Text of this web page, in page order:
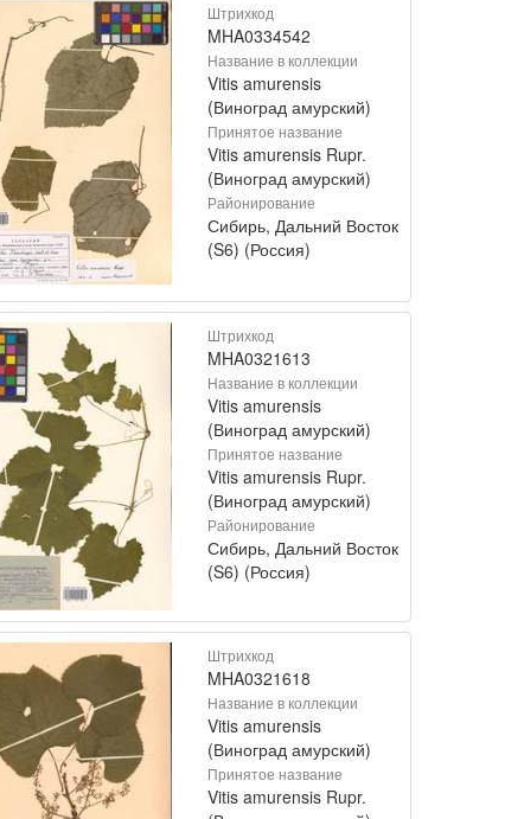
Штрихкод
MHA0334542
Название в коллекции
Vitis amurensis
(Виноград амурский)
Принятое название
Vitis amurensis Rupr.
(Виноград амурский)
Районирование
Сибирь, Дальний Восток
(S6) (Россия)
Штрихкод
MHA0321613
Название в коллекции
Vitis amurensis
(Виноград амурский)
Принятое название
Vitis amurensis Rupr.
(Виноград амурский)
Районирование
Сибирь, Дальний Восток
(S6) (Россия)
Штрихкод
MHA0321618
Название в коллекции
Vitis amurensis
(Виноград амурский)
Принятое название
Vitis amurensis Rupr.